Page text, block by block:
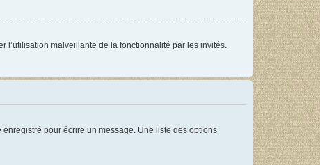
l’utilisation malveillante de la fonctionnalité par les invités.
pour écrire un message. Une liste des options